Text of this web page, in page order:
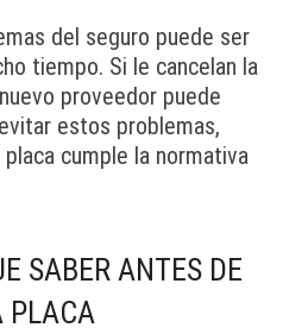
del seguro puede ser
tiempo. Si le cancelan la
proveedor puede
estos problemas,
cumple la normativa
SABER ANTES DE
PLACA